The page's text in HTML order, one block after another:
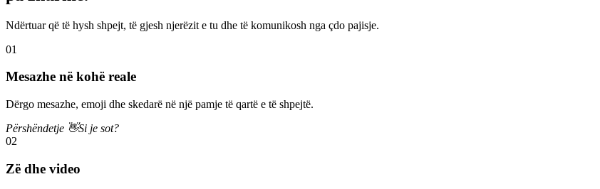
Ndërtuar që të hysh shpejt, të gjesh njerëzit e tu dhe të komunikosh nga çdo pajisje.
01
Mesazhe në kohë reale
Dërgo mesazhe, emoji dhe skedarë në një pamje të qartë e të shpejtë.
Përshëndetje 👋Si je sot?
02
Zë dhe video